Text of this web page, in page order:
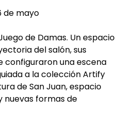
de mayo
de Damas. Un espacio
del salón, sus
configuraron una escena
a la colección Artify
de San Juan, espacio
nuevas formas de